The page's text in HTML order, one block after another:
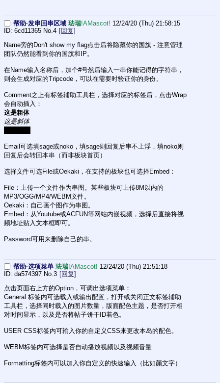
帮助·发串回串区域 珐瑞!AMascot! 12/24/20 (Thu) 21:58:15
6cd11365 No. 4 [回复]
Name旁的Don't show my flag点击后将隐藏你的国旗 - 注意管理
团队仍然能看到你的国旗和IP。
在Name输入名称后，加个#号然后输入一串你能记得的字符串，
则会生成对应的Tripcode，可以在需要时验证你的身份。
Comment之上有标签辅助工具栏，选择对应的标签后，点击Wrap
会自动插入：
这是粗体
这是斜体
Email可选填sage或noko，填sage则回复后串不上浮，填noko则
回复后会转回本串（而非板块首页）
选择文件可选File或Oekaki，在支持的板块也可选择Embed：
File：上传一个文件作为串图。某些板块可上传8M以内的
MP3/OGG/MP4/WEBM文件。
Oekaki：自己画个图作为串图。
Embed：从Youtube或ACFUN等网站内嵌视频，选择后直接将视
频地址贴入文本框即可。
Password可用来删除自己的串。
帮助·选项菜单 珐瑞!AMascot! 12/24/20 (Thu) 21:51:18
da574397 No. 3 [回复]
点击页面右上方的Option，可调出选项菜单：
General 标签内可选载入或输出配置，打开或关闭正文标签辅助
工具栏，选择同时载入的图片数量，版面配色主题，是否打开相
对时间显示，以及是否将帖子饼干ID着色。
USER CSS标签内可输入你的自定义CSS来更改本岛的配色。
WEBM标签内可选择是否自动播放视频以及视频音量
Formatting标签内可以加入你自定义的快速输入（比如颜文字）